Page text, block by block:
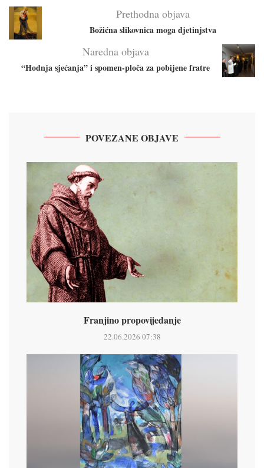
Prethodna objava
Božićna slikovnica moga djetinjstva
Naredna objava
“Hodnja sjećanja” i spomen-ploča za pobijene fratre
POVEZANE OBJAVE
Franjino propovijedanje
22.06.2026 07:38